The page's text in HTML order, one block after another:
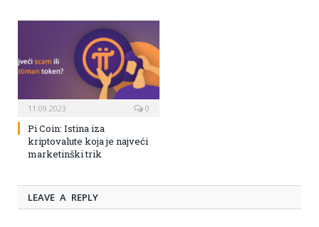
11.09.2023 0
Pi Coin: Istina iza
kriptovalute koja je najveći
marketinški trik
LEAVE A REPLY